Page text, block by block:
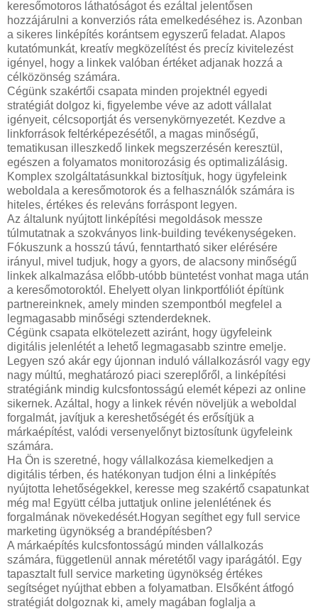
keresőmotoros láthatóságot és ezáltal jelentősen
hozzájárulni a konverziós ráta emelkedéséhez is. Azonban
a sikeres linképítés korántsem egyszerű feladat. Alapos
kutatómunkát, kreatív megközelítést és precíz kivitelezést
igényel, hogy a linkek valóban értéket adjanak hozzá a
célközönség számára.
Cégünk szakértői csapata minden projektnél egyedi
stratégiát dolgoz ki, figyelembe véve az adott vállalat
igényeit, célcsoportját és versenykörnyezetét. Kezdve a
linkforrások feltérképezésétől, a magas minőségű,
tematikusan illeszkedő linkek megszerzésén keresztül,
egészen a folyamatos monitorozásig és optimalizálásig.
Komplex szolgáltatásunkkal biztosítjuk, hogy ügyfeleink
weboldala a keresőmotorok és a felhasználók számára is
hiteles, értékes és releváns forráspont legyen.
Az általunk nyújtott linképítési megoldások messze
túlmutatnak a szokványos link-building tevékenységeken.
Fókuszunk a hosszú távú, fenntartható siker elérésére
irányul, mivel tudjuk, hogy a gyors, de alacsony minőségű
linkek alkalmazása előbb-utóbb büntetést vonhat maga után
a keresőmotoroktól. Ehelyett olyan linkportfóliót építünk
partnereinknek, amely minden szempontból megfelel a
legmagasabb minőségi sztenderdeknek.
Cégünk csapata elkötelezett aziránt, hogy ügyfeleink
digitális jelenlétét a lehető legmagasabb szintre emelje.
Legyen szó akár egy újonnan induló vállalkozásról vagy egy
nagy múltú, meghatározó piaci szereplőről, a linképítési
stratégiánk mindig kulcsfontosságú elemét képezi az online
sikernek. Azáltal, hogy a linkek révén növeljük a weboldal
forgalmát, javítjuk a kereshetőségét és erősítjük a
márkaépítést, valódi versenyelőnyt biztosítunk ügyfeleink
számára.
Ha Ön is szeretné, hogy vállalkozása kiemelkedjen a
digitális térben, és hatékonyan tudjon élni a linképítés
nyújtotta lehetőségekkel, keresse meg szakértő csapatunkat
még ma! Együtt célba juttatjuk online jelenlétének és
forgalmának növekedését.Hogyan segíthet egy full service
marketing ügynökség a brandépítésben?
A márkaépítés kulcsfontosságú minden vállalkozás
számára, függetlenül annak méretétől vagy iparágától. Egy
tapasztalt full service marketing ügynökség értékes
segítséget nyújthat ebben a folyamatban. Elsőként átfogó
stratégiát dolgoznak ki, amely magában foglalja a